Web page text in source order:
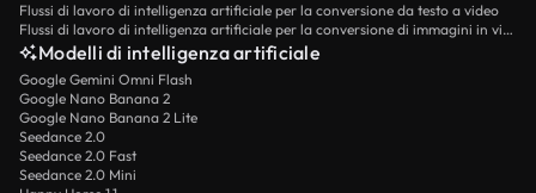
Flussi di lavoro di intelligenza artificiale per la conversione da testo a video
Flussi di lavoro di intelligenza artificiale per la conversione di immagini in video
Modelli di intelligenza artificiale
Google Gemini Omni Flash
Google Nano Banana 2
Google Nano Banana 2 Lite
Seedance 2.0
Seedance 2.0 Fast
Seedance 2.0 Mini